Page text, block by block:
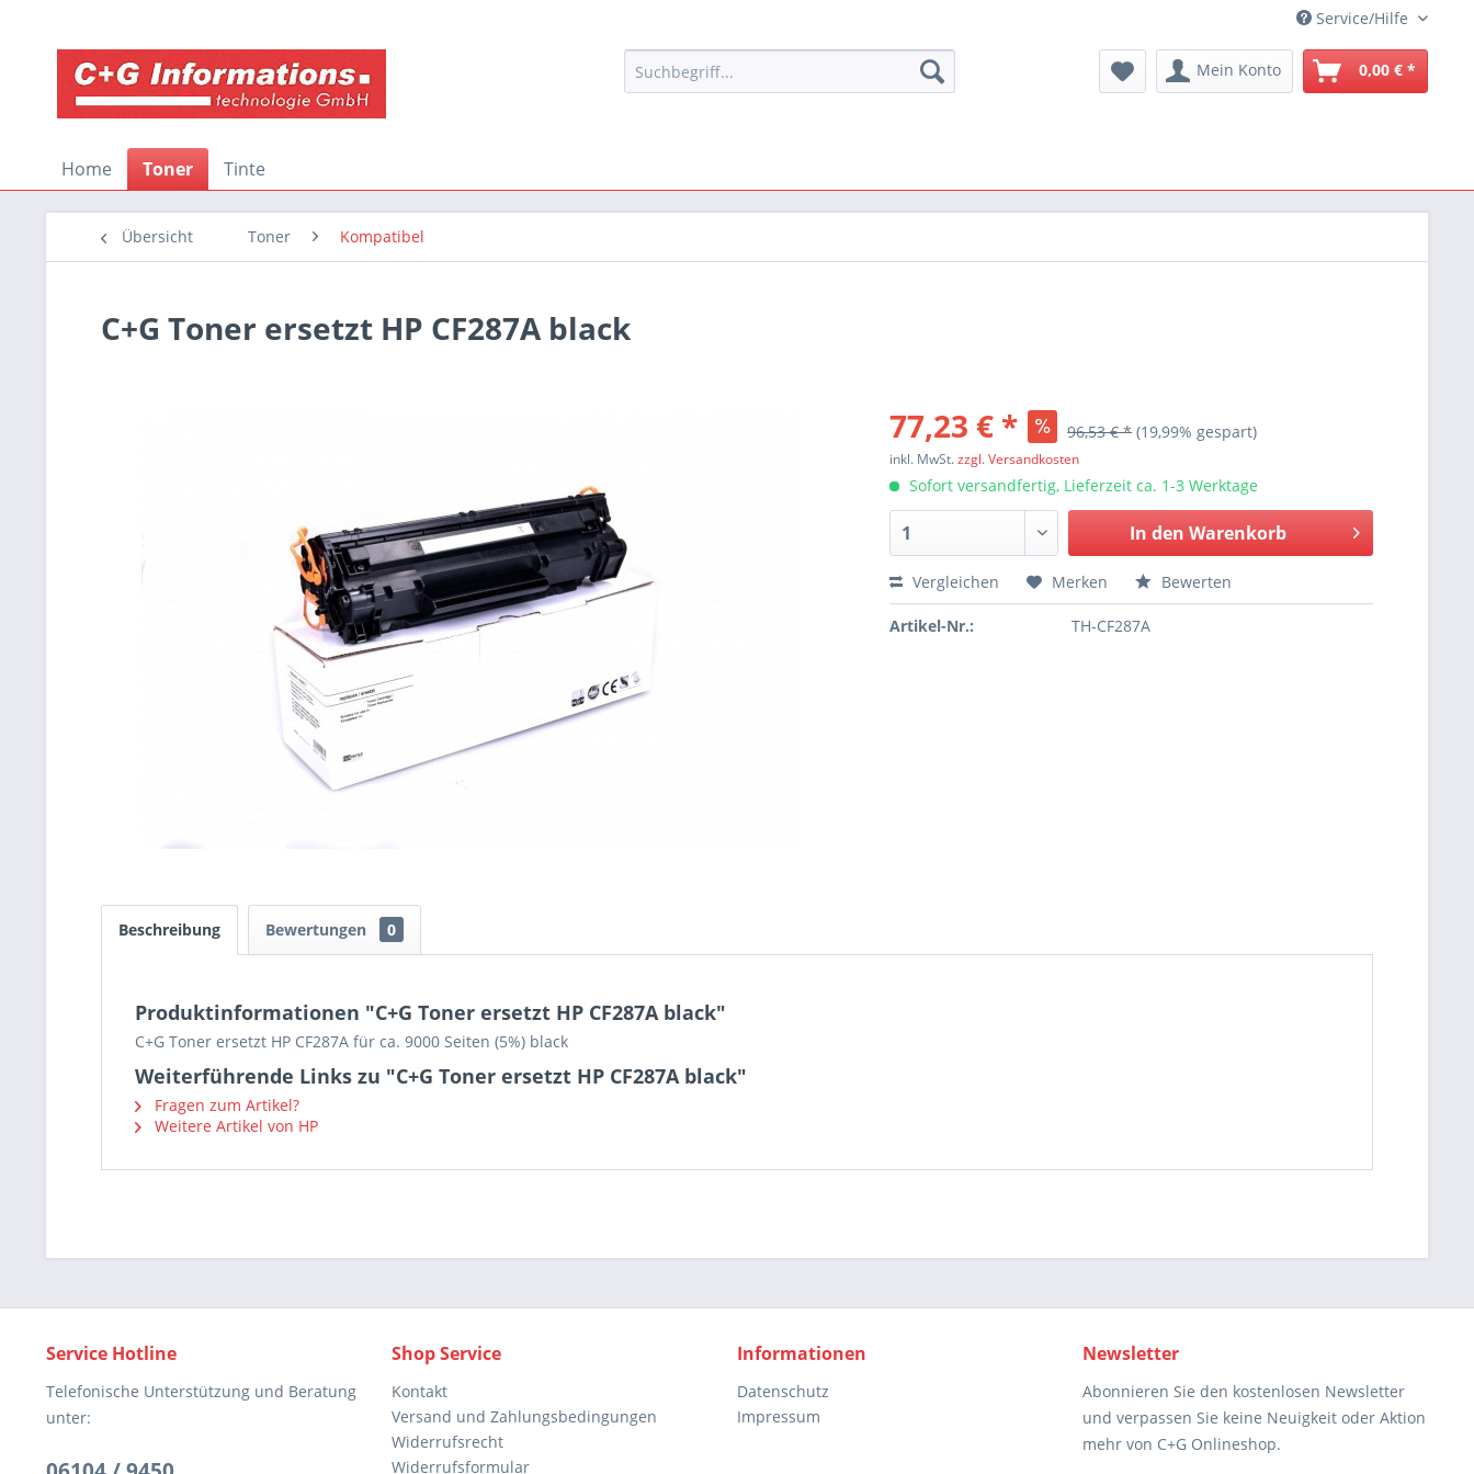
Service/Hilfe
Mein Konto 0,00 € *
Home Toner Tinte
Übersicht Toner Kompatibel
C+G Toner ersetzt HP CF287A black
77,23 € * 96,53 € * (19,99% gespart)
inkl. MwSt.zzgl. Versandkosten
Sofort versandfertig, Lieferzeit ca. 1-3 Werktage
In den Warenkorb
Vergleichen Merken Bewerten
Artikel-Nr.: TH-CF287A
Beschreibung Bewertungen 0
Produktinformationen "C+G Toner ersetzt HP CF287A black"
C+G Toner ersetzt HP CF287A für ca. 9000 Seiten (5%) black
Weiterführende Links zu "C+G Toner ersetzt HP CF287A black"
Fragen zum Artikel?
Weitere Artikel von HP
Service Hotline
Telefonische Unterstützung und Beratung
unter:
Shop Service
Kontakt
Versand und Zahlungsbedingungen
Widerrufsrecht
Widerrufsformular
Informationen
Datenschutz
Impressum
Newsletter
Abonnieren Sie den kostenlosen Newsletter
und verpassen Sie keine Neuigkeit oder Aktion
mehr von C+G Onlineshop.